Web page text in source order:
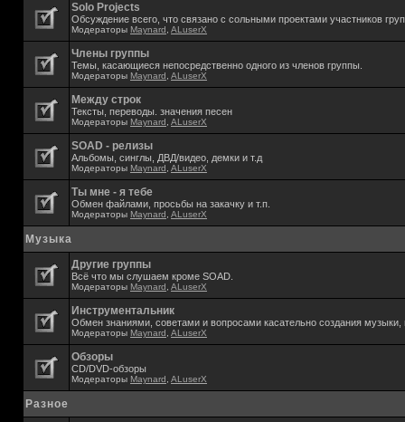
Solo Projects
Обсуждение всего, что связано с сольными проектами участников
Модераторы Maynard ALuserX
Члены группы
Темы, касающиеся непосредственно одного из членов группы.
Модераторы Maynard ALuserX
Между строк
Тексты, переводы. значения песен
Модераторы Maynard ALuserX
SOAD - релизы
Альбомы, синглы, ДВД/видео, демки и т.д
Модераторы Maynard ALuserX
Ты мне - я тебе
Обмен файлами, просьбы на закачку и т.п.
Модераторы Maynard ALuserX
Музыка
Другие группы
Всё что мы слушаем кроме SOAD.
Модераторы Maynard ALuserX
Инструментальник
Обмен знаниями, советами и вопросами касательно создания музыки,
Модераторы Maynard ALuserX
Обзоры
CD/DVD-обзоры
Модераторы Maynard ALuserX
Разное